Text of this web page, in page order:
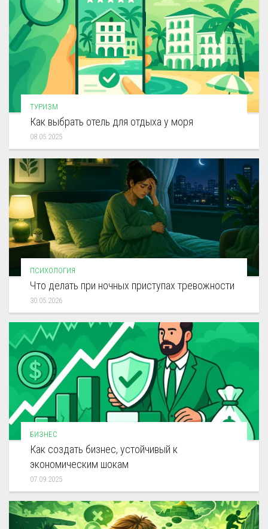
ТУРИЗМ
Как выбрать отель для отдыха у моря
08.05.2025
ПСИХОЛОГИЯ
Что делать при ночных приступах тревожности
30.05.2026
БИЗНЕС
Как создать бизнес, устойчивый к
экономическим шокам
07.09.2025